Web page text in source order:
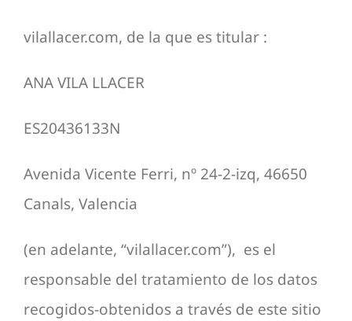
vilallacer.com, de la que es titular :
ANA VILA LLACER
ES20436133N
Avenida Vicente Ferri, nº 24-2-izq, 46650
Canals, Valencia
(en adelante, “vilallacer.com”), es el
responsable del tratamiento de los datos
recogidos-obtenidos a través de este sitio